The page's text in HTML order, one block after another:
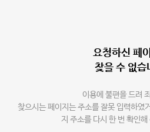
요청하신 페
찾을 수 없습
이용에 불편을 드려
찾으시는 페이지는 주소를 잘못 입력하였
지 주소를 다시 한 번 확인